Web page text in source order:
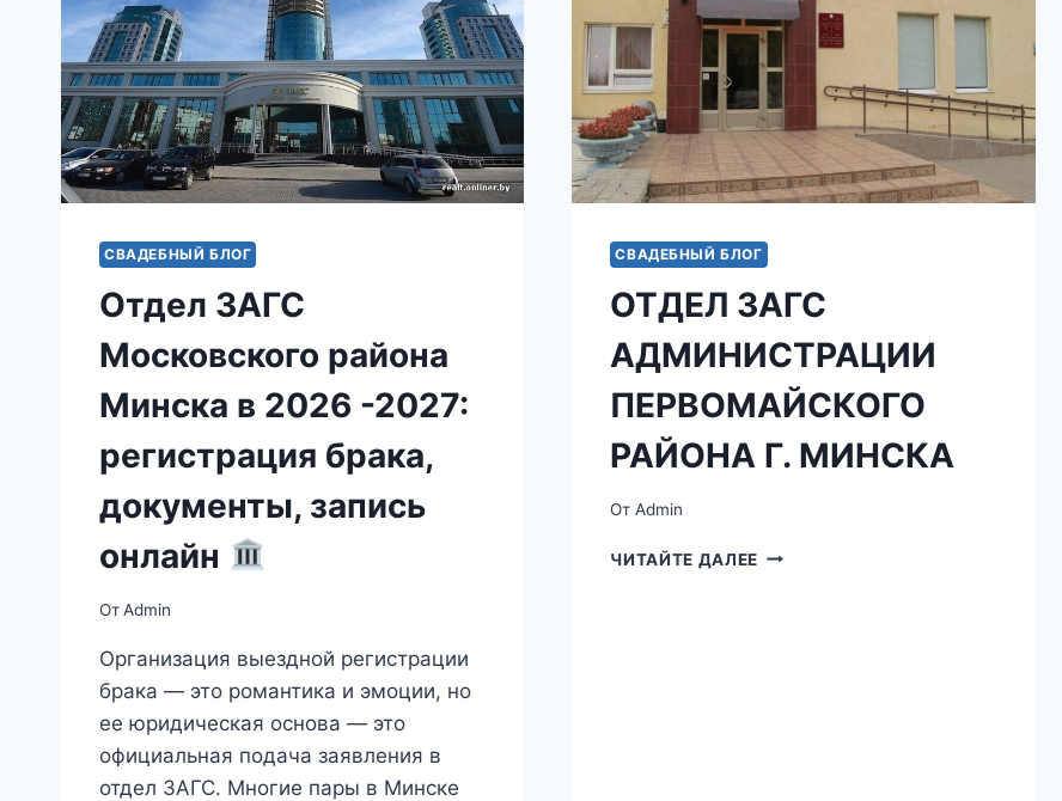
СВАДЕБНЫЙ БЛОГ
Отдел ЗАГС
Московского района
Минска в 2026 -2027:
регистрация брака,
документы, запись
онлайн
ОтAdmin
Организация выездной регистрации
брака — это романтика и эмоции, но
ее юридическая основа — это
официальная подача заявления в
отдел ЗАГС. Многие пары в Минске
СВАДЕБНЫЙ БЛОГ
ОТДЕЛ ЗАГС
АДМИНИСТРАЦИИ
ПЕРВОМАЙСКОГО
РАЙОНА Г. МИНСКА
От Admin
ЧИТАЙТЕ ДАЛЕЕ ОТДЕЛ